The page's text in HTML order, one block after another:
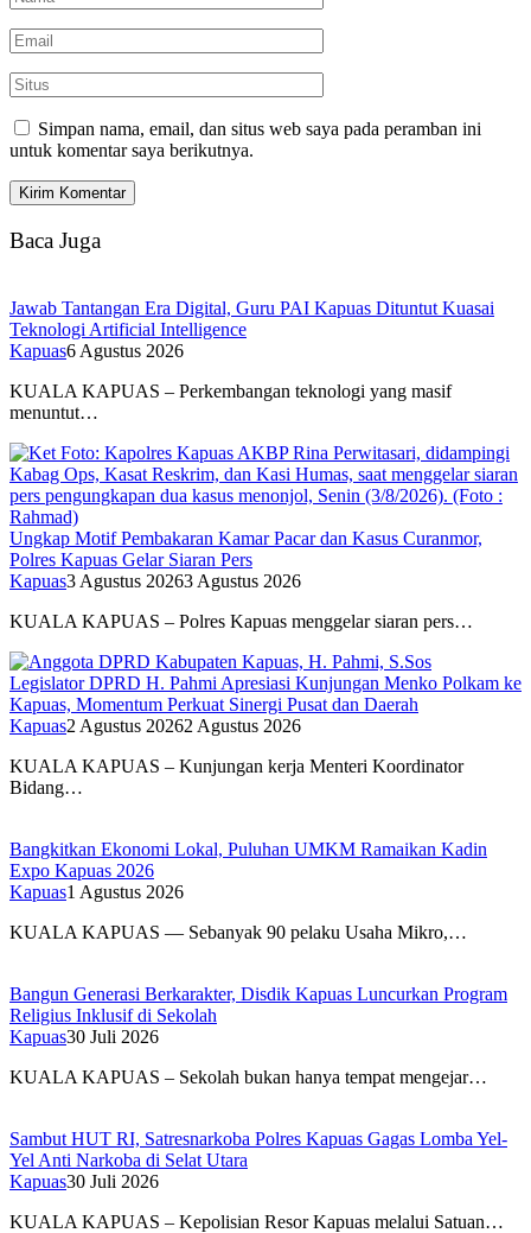
Simpan nama, email, dan situs web saya pada peramban ini
untuk komentar saya berikutnya.
Baca Juga
Jawab Tantangan Era Digital, Guru PAI Kapuas Dituntut Kuasai
Teknologi Artificial Intelligence
Kapuas6 Agustus 2026
KUALA KAPUAS – Perkembangan teknologi yang masif
menuntut…
Ungkap Motif Pembakaran Kamar Pacar dan Kasus Curanmor,
Polres Kapuas Gelar Siaran Pers
Kapuas3 Agustus 20263 Agustus 2026
KUALA KAPUAS – Polres Kapuas menggelar siaran pers…
Legislator DPRD H. Pahmi Apresiasi Kunjungan Menko Polkam ke
Kapuas, Momentum Perkuat Sinergi Pusat dan Daerah
Kapuas2 Agustus 20262 Agustus 2026
KUALA KAPUAS – Kunjungan kerja Menteri Koordinator
Bidang…
Bangkitkan Ekonomi Lokal, Puluhan UMKM Ramaikan Kadin
Expo Kapuas 2026
Kapuas1 Agustus 2026
KUALA KAPUAS — Sebanyak 90 pelaku Usaha Mikro,…
Bangun Generasi Berkarakter, Disdik Kapuas Luncurkan Program
Religius Inklusif di Sekolah
Kapuas30 Juli 2026
KUALA KAPUAS – Sekolah bukan hanya tempat mengejar…
Sambut HUT RI, Satresnarkoba Polres Kapuas Gagas Lomba Yel-
Yel Anti Narkoba di Selat Utara
Kapuas30 Juli 2026
KUALA KAPUAS – Kepolisian Resor Kapuas melalui Satuan…